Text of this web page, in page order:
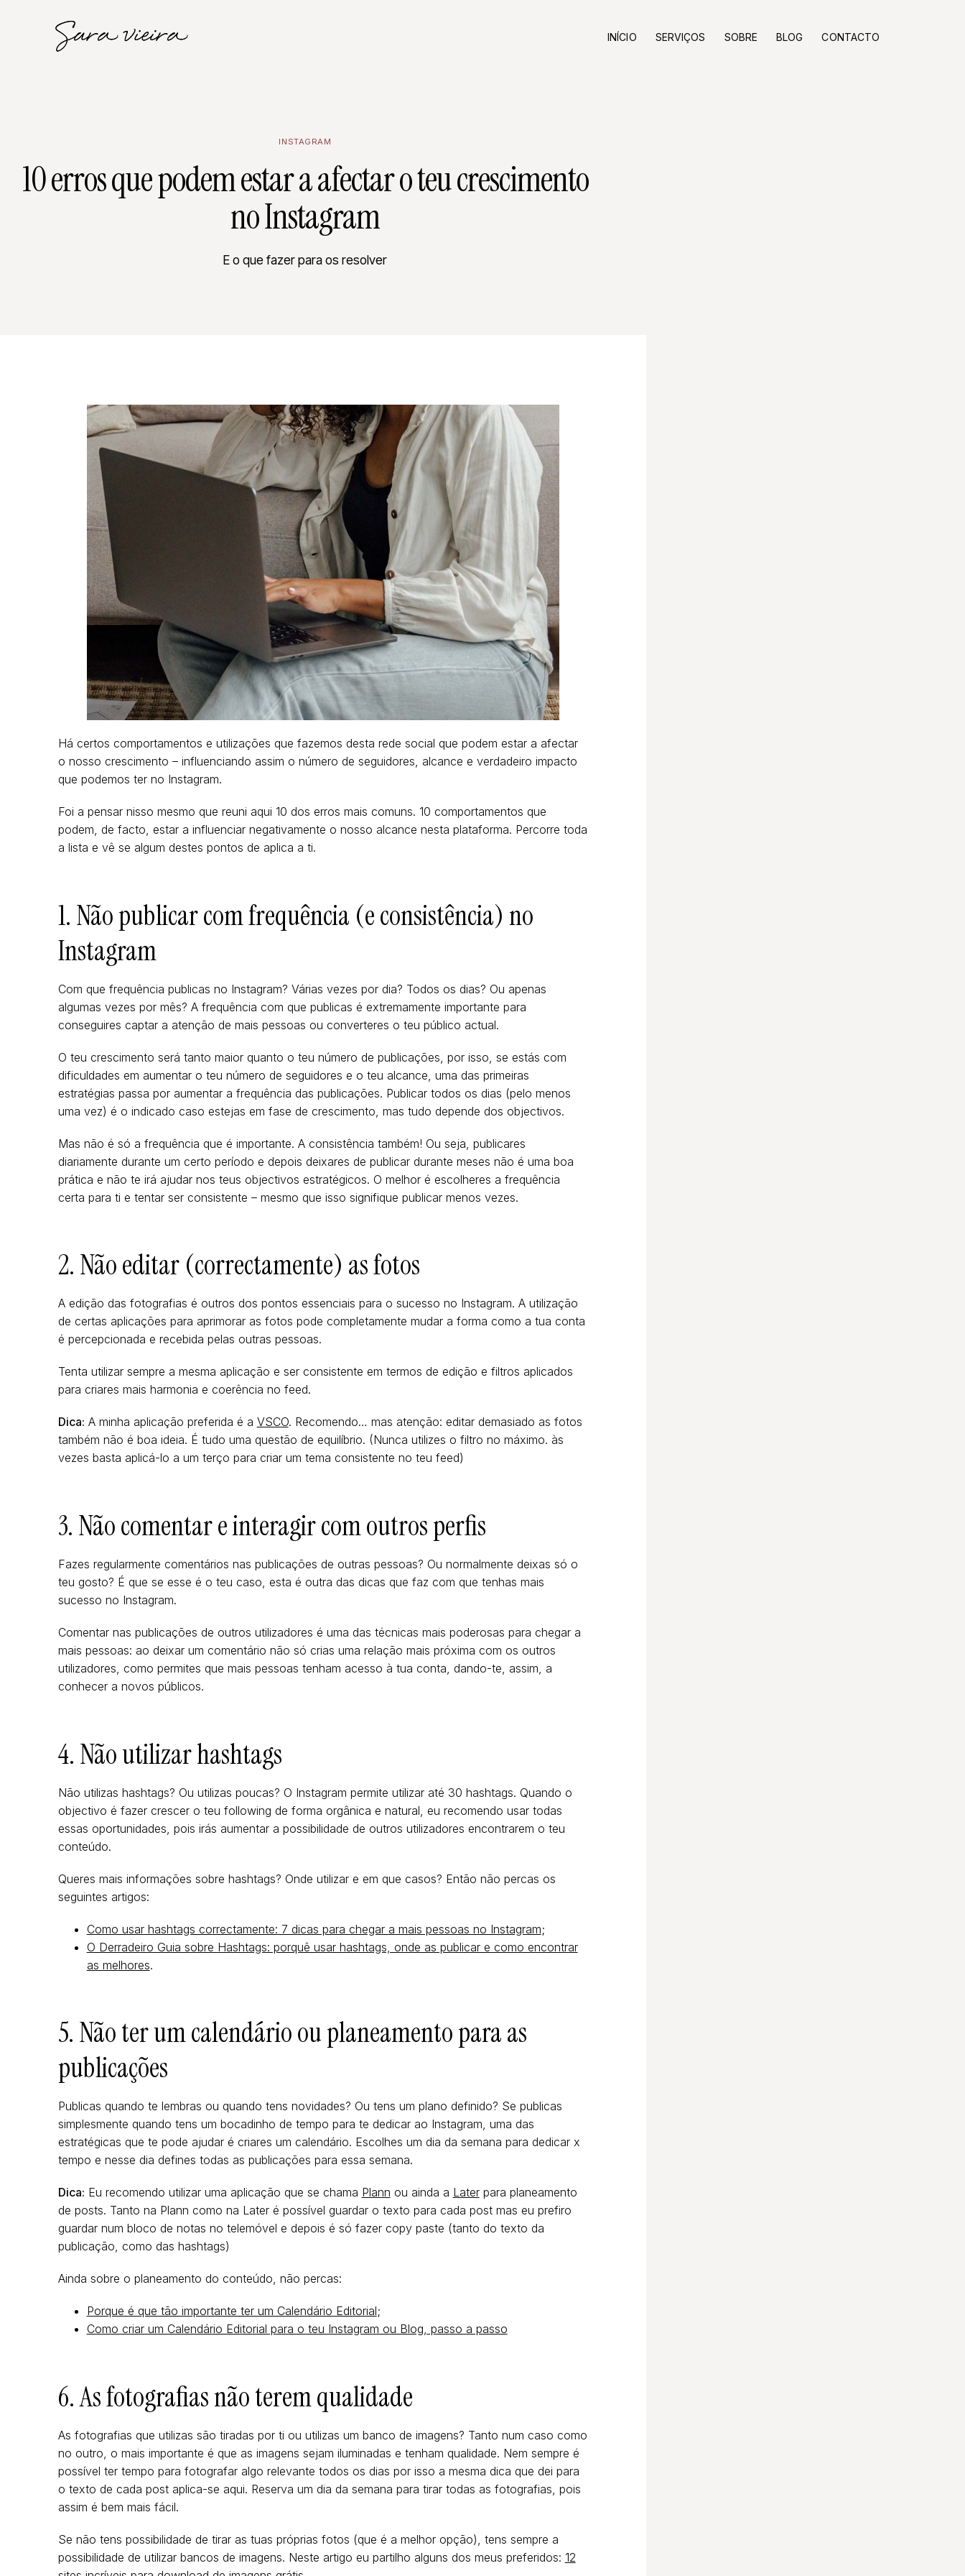
INÍCIO SERVIÇOS SOBRE BLOG CONTACTO
INSTAGRAM
10 erros que podem estar a afectar o teu crescimento
no Instagram
E o que fazer para os resolver
Há certos comportamentos e utilizações que fazemos desta rede social que podem estar a afectar
o nosso crescimento – influenciando assim o número de seguidores, alcance e verdadeiro impacto
que podemos ter no Instagram.
Foi a pensar nisso mesmo que reuni aqui 10 dos erros mais comuns. 10 comportamentos que
podem, de facto, estar a influenciar negativamente o nosso alcance nesta plataforma. Percorre toda
a lista e vê se algum destes pontos de aplica a ti.
1. Não publicar com frequência (e consistência) no
Instagram
Com que frequência publicas no Instagram? Várias vezes por dia? Todos os dias? Ou apenas
algumas vezes por mês? A frequência com que publicas é extremamente importante para
conseguires captar a atenção de mais pessoas ou converteres o teu público actual.
O teu crescimento será tanto maior quanto o teu número de publicações, por isso, se estás com
dificuldades em aumentar o teu número de seguidores e o teu alcance, uma das primeiras
estratégias passa por aumentar a frequência das publicações. Publicar todos os dias (pelo menos
uma vez) é o indicado caso estejas em fase de crescimento, mas tudo depende dos objectivos.
Mas não é só a frequência que é importante. A consistência também! Ou seja, publicares
diariamente durante um certo período e depois deixares de publicar durante meses não é uma boa
prática e não te irá ajudar nos teus objectivos estratégicos. O melhor é escolheres a frequência
certa para ti e tentar ser consistente – mesmo que isso signifique publicar menos vezes.
2. Não editar (correctamente) as fotos
A edição das fotografias é outros dos pontos essenciais para o sucesso no Instagram. A utilização
de certas aplicações para aprimorar as fotos pode completamente mudar a forma como a tua conta
é percepcionada e recebida pelas outras pessoas.
Tenta utilizar sempre a mesma aplicação e ser consistente em termos de edição e filtros aplicados
para criares mais harmonia e coerência no feed.
Dica: A minha aplicação preferida é a VSCO. Recomendo… mas atenção: editar demasiado as fotos
também não é boa ideia. É tudo uma questão de equilíbrio. (Nunca utilizes o filtro no máximo. às
vezes basta aplicá-lo a um terço para criar um tema consistente no teu feed)
3. Não comentar e interagir com outros perfis
Fazes regularmente comentários nas publicações de outras pessoas? Ou normalmente deixas só o
teu gosto? É que se esse é o teu caso, esta é outra das dicas que faz com que tenhas mais
sucesso no Instagram.
Comentar nas publicações de outros utilizadores é uma das técnicas mais poderosas para chegar a
mais pessoas: ao deixar um comentário não só crias uma relação mais próxima com os outros
utilizadores, como permites que mais pessoas tenham acesso à tua conta, dando-te, assim, a
conhecer a novos públicos.
4. Não utilizar hashtags
Não utilizas hashtags? Ou utilizas poucas? O Instagram permite utilizar até 30 hashtags. Quando o
objectivo é fazer crescer o teu following de forma orgânica e natural, eu recomendo usar todas
essas oportunidades, pois irás aumentar a possibilidade de outros utilizadores encontrarem o teu
conteúdo.
Queres mais informações sobre hashtags? Onde utilizar e em que casos? Então não percas os
seguintes artigos:
Como usar hashtags correctamente: 7 dicas para chegar a mais pessoas no Instagram;
O Derradeiro Guia sobre Hashtags: porquê usar hashtags, onde as publicar e como encontrar
as melhores.
5. Não ter um calendário ou planeamento para as
publicações
Publicas quando te lembras ou quando tens novidades? Ou tens um plano definido? Se publicas
simplesmente quando tens um bocadinho de tempo para te dedicar ao Instagram, uma das
estratégicas que te pode ajudar é criares um calendário. Escolhes um dia da semana para dedicar x
tempo e nesse dia defines todas as publicações para essa semana.
Dica: Eu recomendo utilizar uma aplicação que se chama Plann ou ainda a Laterpara planeamento
de posts. Tanto na Plann como na Later é possível guardar o texto para cada post mas eu prefiro
guardar num bloco de notas no telemóvel e depois é só fazer copy paste (tanto do texto da
publicação, como das hashtags)
Ainda sobre o planeamento do conteúdo, não percas:
Porque é que tão importante ter um Calendário Editorial;
Como criar um Calendário Editorial para o teu Instagram ou Blog, passo a passo
6. As fotografias não terem qualidade
As fotografias que utilizas são tiradas por ti ou utilizas um banco de imagens? Tanto num caso como
no outro, o mais importante é que as imagens sejam iluminadas e tenham qualidade. Nem sempre é
possível ter tempo para fotografar algo relevante todos os dias por isso a mesma dica que dei para
o texto de cada post aplica-se aqui. Reserva um dia da semana para tirar todas as fotografias, pois
assim é bem mais fácil.
Se não tens possibilidade de tirar as tuas próprias fotos (que é a melhor opção), tens sempre a
possibilidade de utilizar bancos de imagens. Neste artigo eu partilho alguns dos meus preferidos: 12